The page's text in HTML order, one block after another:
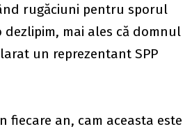
rugăciuni pentru sporul
dezlipim, mai ales că domnul
un reprezentant SPP
fiecare an, cam aceasta este